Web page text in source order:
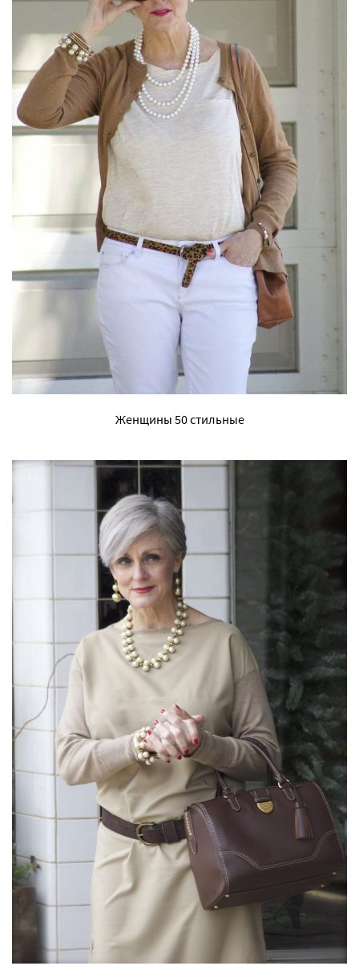
Женщины 50 стильные